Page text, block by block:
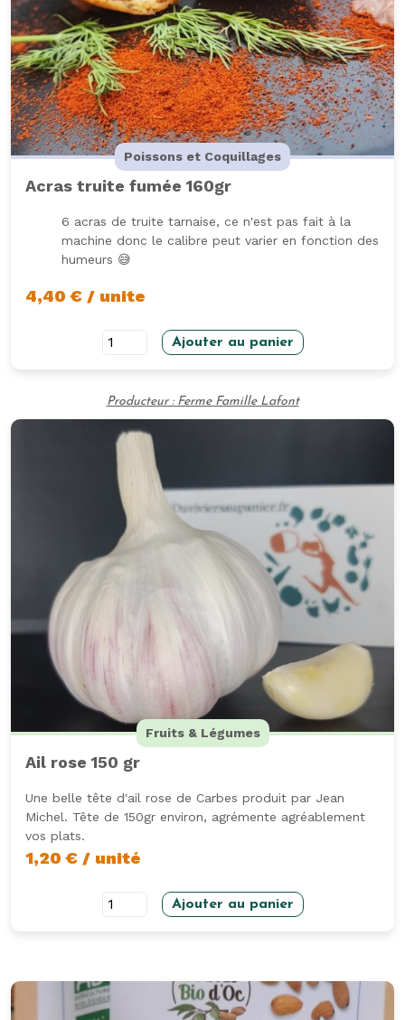
Poissons et Coquillages
Acras truite fumée 160gr
6 acras de truite tarnaise, ce n'est pas fait à la
machine donc le calibre peut varier en fonction des
humeurs 😅
4,40€ / unite
quantité
de
truite
fumée
160gr
Ajouter au panier
Producteur : Ferme Famille Lafont
Fruits & Légumes
Ail rose 150 gr
Une belle tête d'ail rose de Carbes produit par Jean
Michel. Tête de 150gr environ, agrémente agréablement
vos plats.
1,20€ / unité
quantité
de
150
gr
Ajouter au panier